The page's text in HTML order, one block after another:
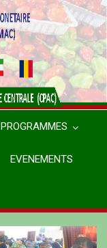
PROGRAMMES
EVENEMENTS